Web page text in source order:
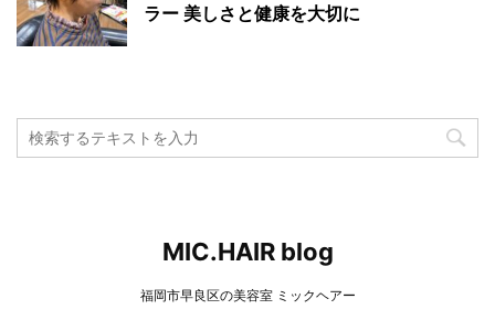
ラー 美しさと健康を大切に
MIC.HAIR blog
福岡市早良区の美容室 ミックヘアー